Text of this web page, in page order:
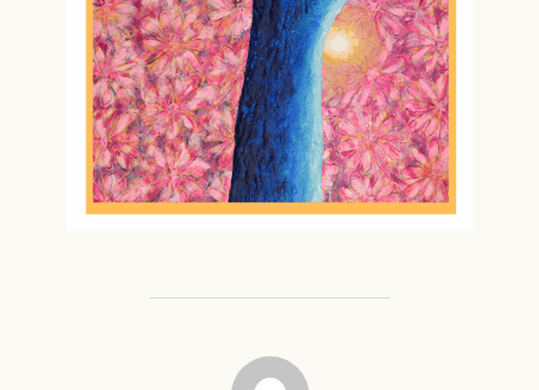
AUTEUR DE LA PUBLICATION